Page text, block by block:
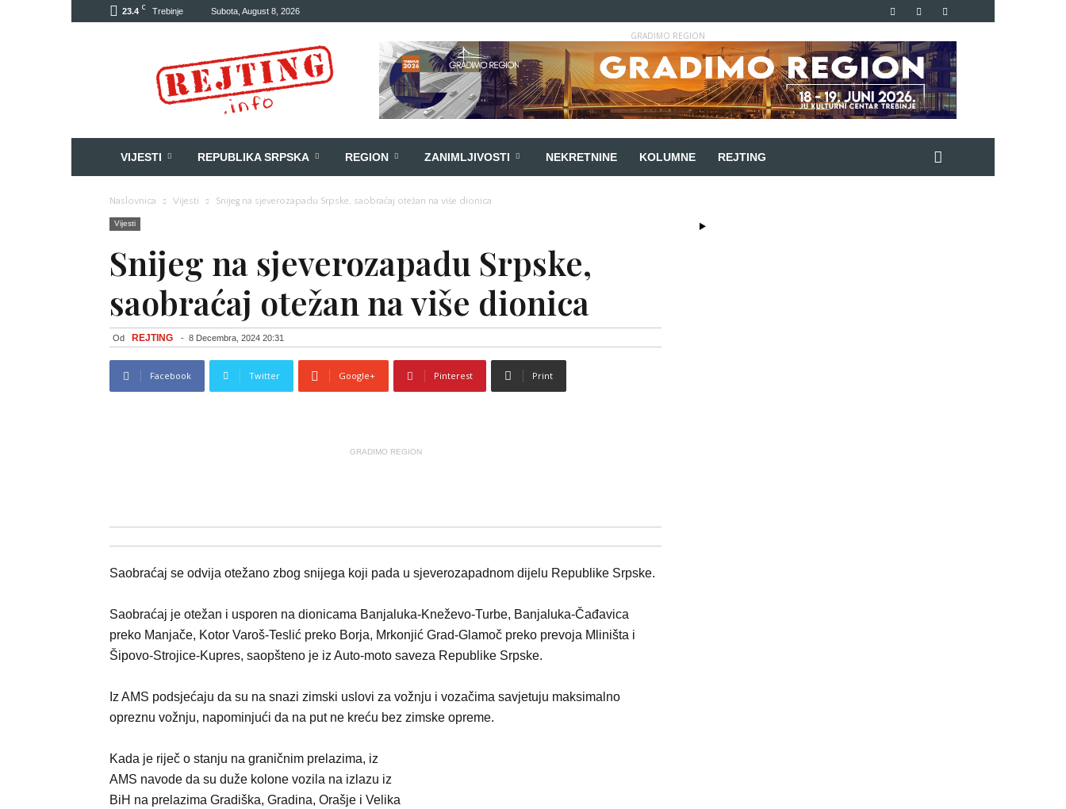
23.4 C Trebinje Subota, August 8, 2026
GRADIMO REGION
VIJESTI REPUBLIKA SRPSKA REGION ZANIMLJIVOSTI NEKRETNINE KOLUMNE REJTING
Naslovnica Vijesti Snijeg na sjeverozapadu Srpske, saobraćaj otežan na više dionica
Vijesti
Snijeg na sjeverozapadu Srpske,
saobraćaj otežan na više dionica
Od REJTING - 8 Decembra, 2024 20:31
Facebook Twitter Google+ Pinterest Print
GRADIMO REGION
Saobraćaj se odvija otežano zbog snijega koji pada u sjeverozapadnom dijelu Republike Srpske.
Saobraćaj je otežan i usporen na dionicama Banjaluka-Kneževo-Turbe, Banjaluka-Čađavica
preko Manjače, Kotor Varoš-Teslić preko Borja, Mrkonjić Grad-Glamoč preko prevoja Mliništa i
Šipovo-Strojice-Kupres, saopšteno je iz Auto-moto saveza Republike Srpske.
Iz AMS podsjećaju da su na snazi zimski uslovi za vožnju i vozačima savjetuju maksimalno
opreznu vožnju, napominjući da na put ne kreću bez zimske opreme.
Kada je riječ o stanju na graničnim prelazima, iz
AMS navode da su duže kolone vozila na izlazu iz
BiH na prelazima Gradiška, Gradina, Orašje i Velika